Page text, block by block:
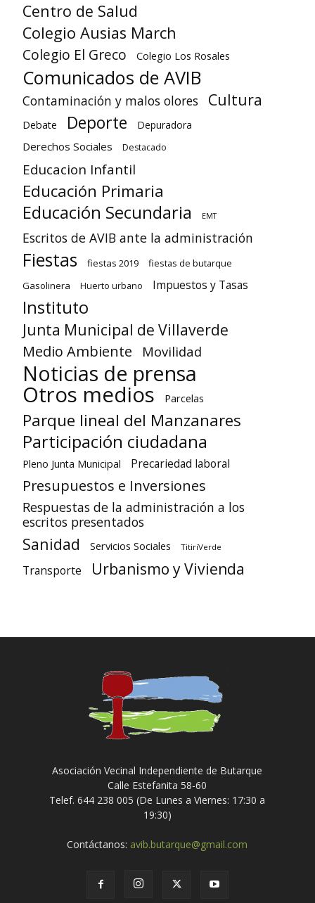
Centro de Salud
Colegio Ausias March
Colegio El Greco Colegio Los Rosales
Comunicados de AVIB
Contaminación y malos olores Cultura
Debate Deporte Depuradora
Derechos Sociales Destacado
Educacion Infantil
Educación Primaria
Educación Secundaria EMT
Escritos de AVIB ante la administración
Fiestas fiestas 2019
fiestas de butarque
Gasolinera
Huerto urbano Impuestos y Tasas
Instituto
Junta Municipal de Villaverde
Medio Ambiente Movilidad
Noticias de prensa
Otros medios Parcelas
Parque lineal del Manzanares
Participación ciudadana
Pleno Junta Municipal Precariedad laboral
Presupuestos e Inversiones
Respuestas de la administración a los
escritos presentados
Sanidad Servicios Sociales TitiriVerde
Transporte Urbanismo y Vivienda
Asociación Vecinal Independiente de Butarque
Calle Estefanita 58-60
Telef. 644 238 005 (De Lunes a Viernes: 17:30 a
19:30)
Contáctanos: avib.butarque@gmail.com